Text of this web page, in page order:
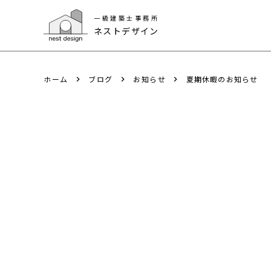
一級建築士事務所
ネストデザイン
一級建築士事務所
ネストデザイン
ホーム ブログ お知らせ 夏期休暇のお知らせ